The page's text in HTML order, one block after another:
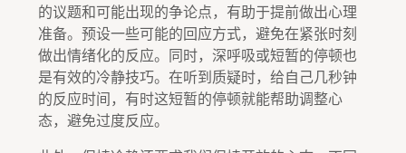
的议题和可能出现的争论点，有助于提前做出心理
准备。预设一些可能的回应方式，避免在紧张时刻
做出情绪化的反应。同时，深呼吸或短暂的停顿也
是有效的冷静技巧。在听到质疑时，给自己几秒钟
的反应时间，有时这短暂的停顿就能帮助调整心
态，避免过度反应。